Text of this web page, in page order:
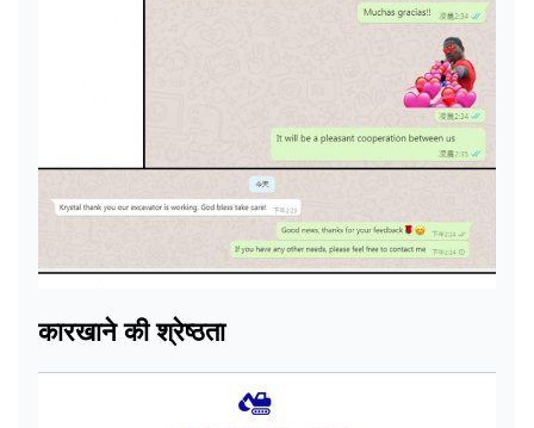
कारखाने की श्रेष्ठता